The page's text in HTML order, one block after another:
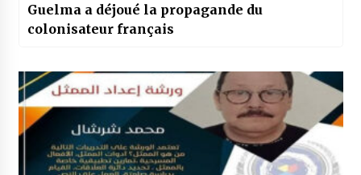
Guelma a déjoué la propagande du
colonisateur français